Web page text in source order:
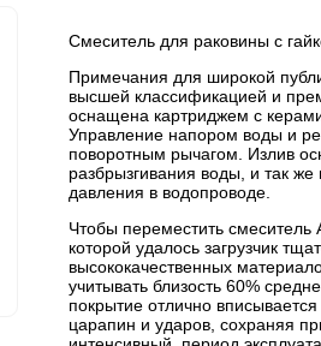
Смеситель для раковины с
Примечания для широкой
высшей классификацией и
оснащена картриджем с
Управление напором воды и
поворотным рычагом. Излив
разбрызгивания воды, и так
давления в водопроводе.
Чтобы переместить смеситель
которой удалось загрузчик
высококачественных
учитывать близость 60%
покрытие отлично
царапин и ударов, сохраняя